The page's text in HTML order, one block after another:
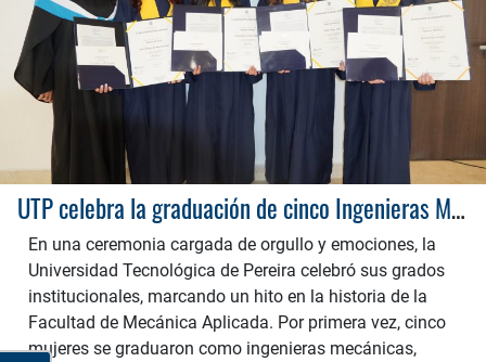
UTP celebra la graduación de cinco Ingenieras Mecánicas
En una ceremonia cargada de orgullo y emociones, la
Universidad Tecnológica de Pereira celebró sus grados
institucionales, marcando un hito en la historia de la
Facultad de Mecánica Aplicada. Por primera vez, cinco
mujeres se graduaron como ingenieras mecánicas,